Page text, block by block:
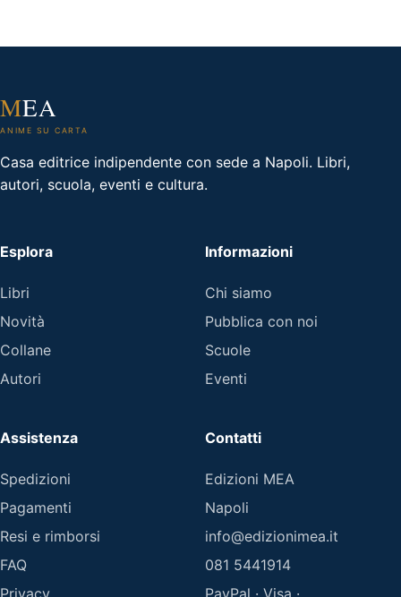
MEA
ANIME SU CARTA
Casa editrice indipendente con sede a Napoli. Libri,
autori, scuola, eventi e cultura.
Esplora
Libri
Novità
Collane
Autori
Informazioni
Chi siamo
Pubblica con noi
Scuole
Eventi
Assistenza
Spedizioni
Pagamenti
Resi e rimborsi
FAQ
Contatti
Edizioni MEA
Napoli
info@edizionimea.it
081 5441914